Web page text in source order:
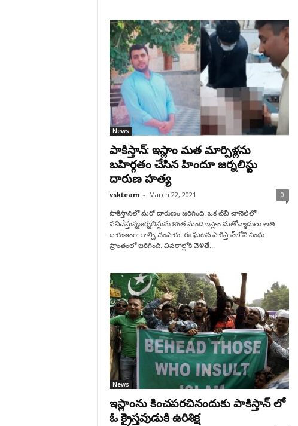
News
పాకిస్తాన్: ఇస్లాం మ‌త మార్పిళ్ల‌ను
బ‌హిర్గ‌తం చేసిన హిందూ జ‌ర్న‌లిస్టు
దారుణ హ‌త్య‌
vskteam - March 22, 2021 0
పాకిస్తాన్‌లో మ‌రో దారుణం జ‌రిగింది. ఒక టీవీ చానెల్‌‌లో
ప‌నిచేస్తున్నజ‌ర్న‌లిస్టును కొంత మంది ఇస్లాం మ‌తోన్మాదులు అతి
దారుణంగా కాల్చి చంపారు. ఈ ఘ‌ట‌న పాకిస్తాన్‌లోని సింధు
ప్రాంతంలో జ‌రిగింది. వివ‌రాల్లోకి వెళితే...
News
ఇస్లాంను కించపరచినందుకు పాకిస్తాన్ లో
ఓ క్రైస్తవుడుకి ఉరిశిక్ష